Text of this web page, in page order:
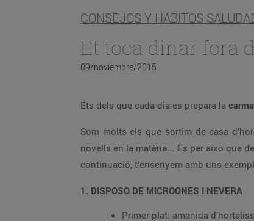
CONSEJOS Y HÁBITOS
Et toca dinar fora
09/noviembre/2015
Ets dels que cada dia es prepara la
Som molts els que sortim de casa
novells en la matèria... És per això que
continuació, t’ensenyem amb uns
1. DISPOSO DE MICROONES I NEVERA
Primer plat: amanida